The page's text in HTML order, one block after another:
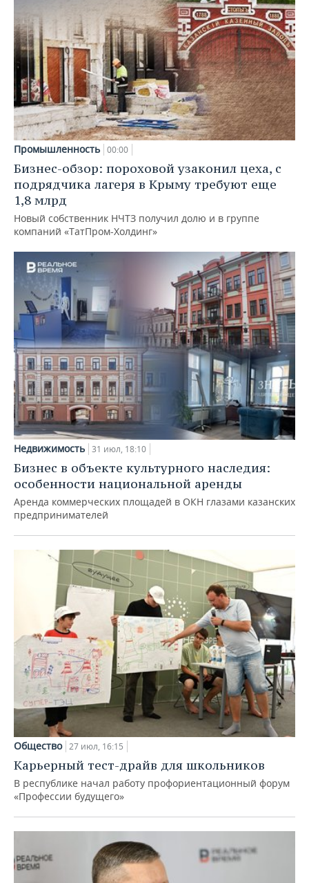
Промышленность 00:00
Бизнес-обзор: пороховой узаконил цеха, с
подрядчика лагеря в Крыму требуют еще
1,8 млрд
Новый собственник НЧТЗ получил долю и в группе
компаний «ТатПром-Холдинг»
Недвижимость 31 июл, 18:10
Бизнес в объекте культурного наследия:
особенности национальной аренды
Аренда коммерческих площадей в ОКН глазами казанских
предпринимателей
Общество 27 июл, 16:15
Карьерный тест-драйв для школьников
В республике начал работу профориентационный форум
«Профессии будущего»